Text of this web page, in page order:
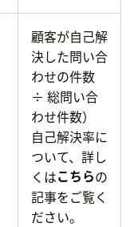
顧客が自己解
決した問い合
わせの件数
÷ 総問い合
わせ件数）
自己解決率に
ついて、詳し
くはこちらの
記事をご覧く
ださい。